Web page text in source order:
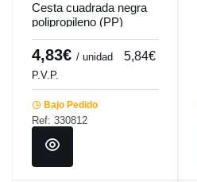
Cesta cuadrada negra
polipropileno (PP)
19x19x7,6 cm Twiggy
Pro.mundi
4,83€ / unidad 5,84€
P.V.P.
Bajo Pedido
Ref: 330812